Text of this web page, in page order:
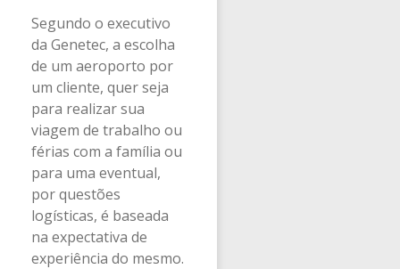
Segundo o executivo
da Genetec, a escolha
de um aeroporto por
um cliente, quer seja
para realizar sua
viagem de trabalho ou
férias com a família ou
para uma eventual,
por questões
logísticas, é baseada
na expectativa de
experiência do mesmo.